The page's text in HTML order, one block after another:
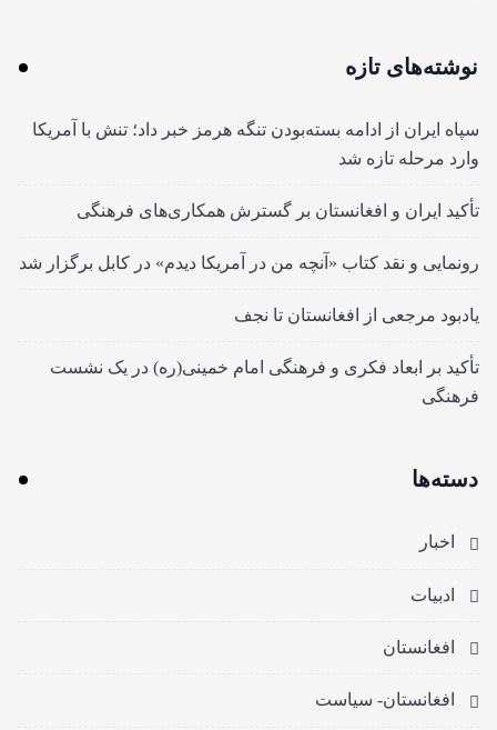
نوشته‌های تازه
سپاه ایران از ادامه بسته‌بودن تنگه هرمز خبر داد؛ تنش با آمریکا
وارد مرحله تازه شد
تأکید ایران و افغانستان بر گسترش همکاری‌های فرهنگی
رونمایی و نقد کتاب «آنچه من در آمریکا دیدم» در کابل برگزار شد
یادبود مرجعی از افغانستان تا نجف
تأکید بر ابعاد فکری و فرهنگی امام خمینی(ره) در یک نشست
فرهنگی
دسته‌ها
اخبار
ادبیات
افغانستان
افغانستان- سیاست